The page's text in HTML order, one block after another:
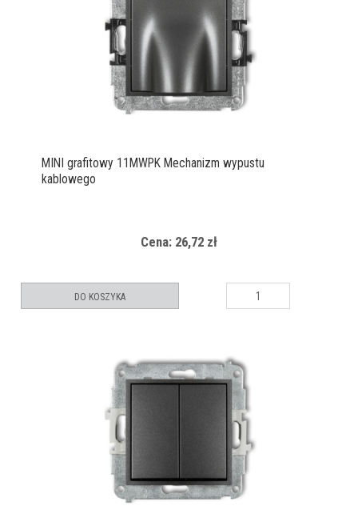
MINI grafitowy 11MWPK Mechanizm wypustu
kablowego
Cena: 26,72 zł
DO KOSZYKA